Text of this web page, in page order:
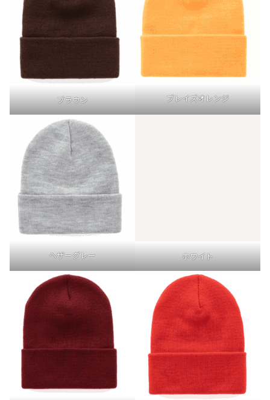
ブラウン ブレイズオレンジ
ヘザーグレー ホワイト